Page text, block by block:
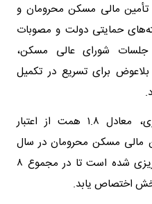
مالی مسکن محرومان و
حمایتی دولت و مصوبات
شورای عالی مسکن،
برای تسریع در تکمیل
طبق اعلام وزارت راه و شهرسازی، معادل ۱.۸ همت از اعتبار
مالی مسکن محرومان در سال
۱۴۰۴ تاکنون وصول شده و برنامه‌ریزی شده است تا در مجموع ۸
اختصاص یابد.